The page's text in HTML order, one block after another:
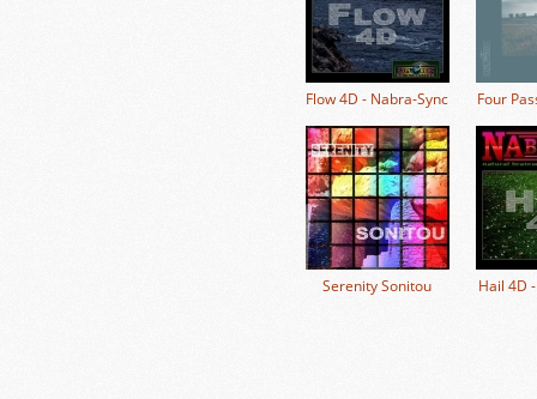
Flow 4D - Nabra-Sync Four
Serenity Sonitou Hail 4D